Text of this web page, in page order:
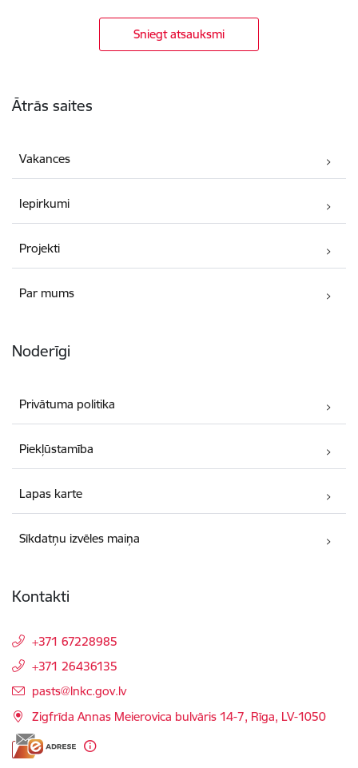
Sniegt atsauksmi
Ātrās saites
Vakances
Iepirkumi
Projekti
Par mums
Noderīgi
Privātuma politika
Piekļūstamība
Lapas karte
Sīkdatņu izvēles maiņa
Kontakti
+371 67228985
+371 26436135
E-pasts:
pasts@lnkc.gov.lv
Zigfrīda Annas Meierovica bulvāris 14-7, Rīga, LV-1050